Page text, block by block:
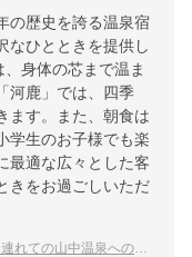
の歴史を誇る温泉宿
なひとときを提供し
身体の芯まで温ま
河鹿」では、四季
ます。また、朝食は
学生のお子様でも楽
最適な広々とした客
きをお過ごしいただ
食が和洋食のバイキングの宿を探しています。